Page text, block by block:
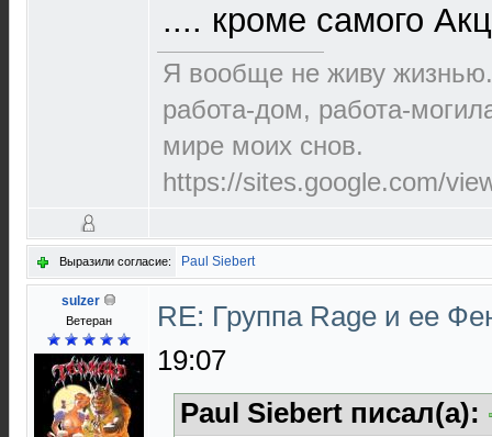
.... кроме самого
Я вообще не живу
работа-дом, работа-
мире моих снов.
https://sites.google.com/
Выразили согласие: Paul Siebert
sulzer
Ветеран
RE: Группа Rage и ее
19:07
Paul Siebert писал(а):